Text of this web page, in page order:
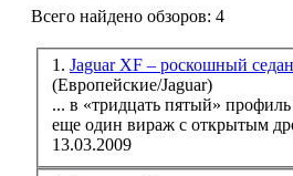
Всего найдено обзоров: 4
1. Jaguar XF – роскошный
(Европейские/Jaguar)
... в «тридцать пятый»
еще один вираж с открытым
13.03.2009